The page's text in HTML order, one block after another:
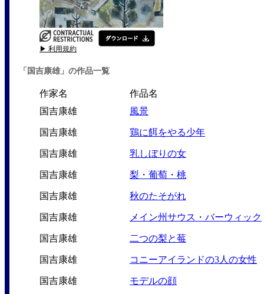
▶ 利用規約
「国吉康雄」の作品一覧
作家名
作品名
国吉康雄
風景
国吉康雄 鶏に餌をやる少年
国吉康雄 乳しぼりの女
国吉康雄 梨・葡萄・桃
国吉康雄 秋のたそがれ
国吉康雄 メイン州サウス・バーウィック
国吉康雄 二つの梨と莓
国吉康雄 コニーアイランドの3人の女性
国吉康雄 モデルの顔